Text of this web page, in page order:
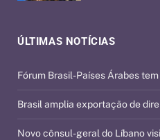
ÚLTIMAS NOTÍCIAS
Fórum Brasil-Países Árabes
Brasil amplia exportação de
Novo cônsul-geral do Líbano